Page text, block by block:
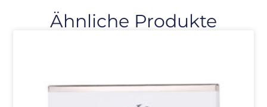
Ähnliche Produkte